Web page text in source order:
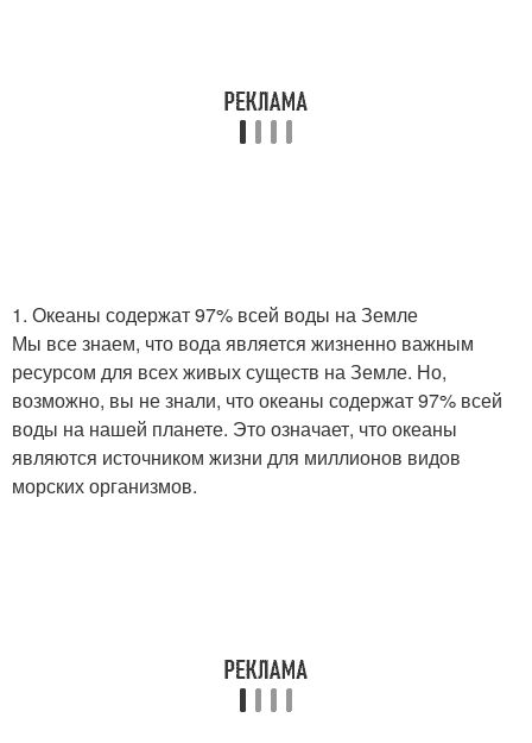
1. Океаны содержат 97% всей воды на Земле
Мы все знаем, что вода является жизненно важным
ресурсом для всех живых существ на Земле. Но,
возможно, вы не знали, что океаны содержат 97% всей
воды на нашей планете. Это означает, что океаны
являются источником жизни для миллионов видов
морских организмов.